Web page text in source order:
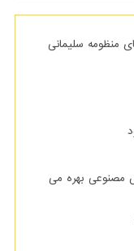
های منظومه سلیمانی
مصنوعی بهره می